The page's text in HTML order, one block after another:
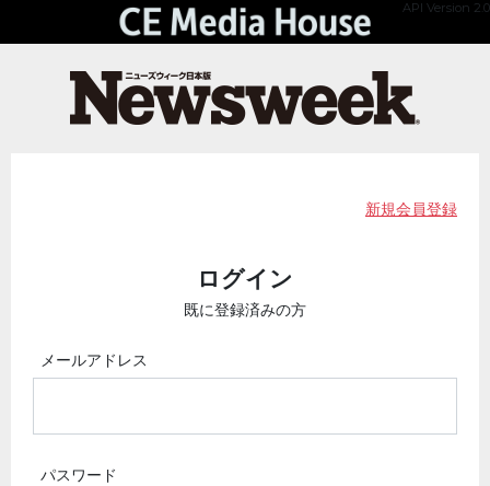
API Version 2.0
新規会員登録
ログイン
既に登録済みの方
メールアドレス
パスワード